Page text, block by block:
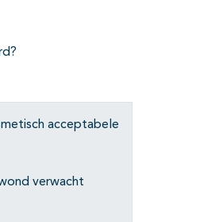
acceptabele
verwacht